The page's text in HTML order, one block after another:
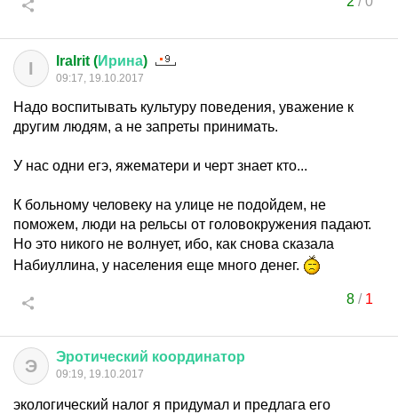
I IraIrit (Ирина)
09:17, 19.10.2017
Надо воспитывать культуру поведения, уважение к
другим людям, а не запреты принимать.
У нас одни егэ, яжематери и черт знает кто...
К больному человеку на улице не подойдем, не
поможем, люди на рельсы от головокружения падают.
Но это никого не волнует, ибо, как снова сказала
Набиуллина, у населения еще много денег.
8/ 1
Э Эротический координатор
09:19, 19.10.2017
экологический налог я придумал и предлага его